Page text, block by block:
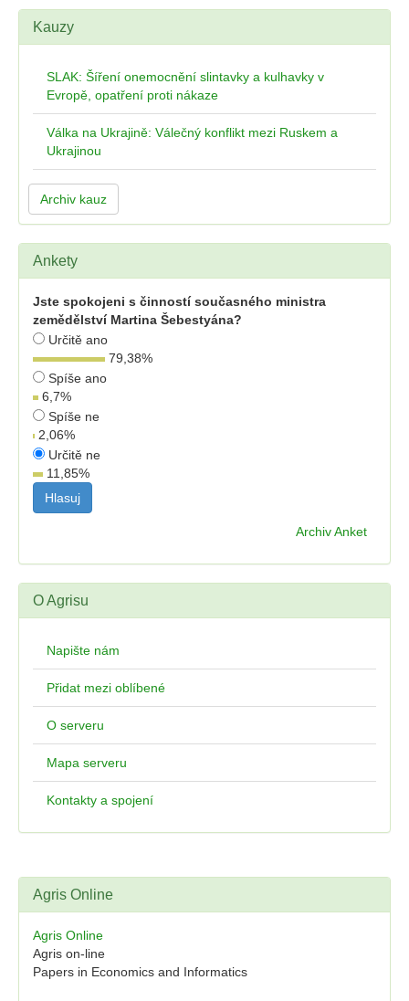
Kauzy
SLAK: Šíření onemocnění slintavky a kulhavky v
Evropě, opatření proti nákaze
Válka na Ukrajině: Válečný konflikt mezi Ruskem a
Ukrajinou
Archiv kauz
Ankety
Jste spokojeni s činností současného ministra
zemědělství Martina Šebestyána?
Určitě ano
79,38%
Spíše ano
6,7%
Spíše ne
2,06%
Určitě ne
11,85%
Archiv Anket
O Agrisu
Napište nám
Přidat mezi oblíbené
O serveru
Mapa serveru
Kontakty a spojení
Agris Online
Agris Online
Agris on-line
Papers in Economics and Informatics